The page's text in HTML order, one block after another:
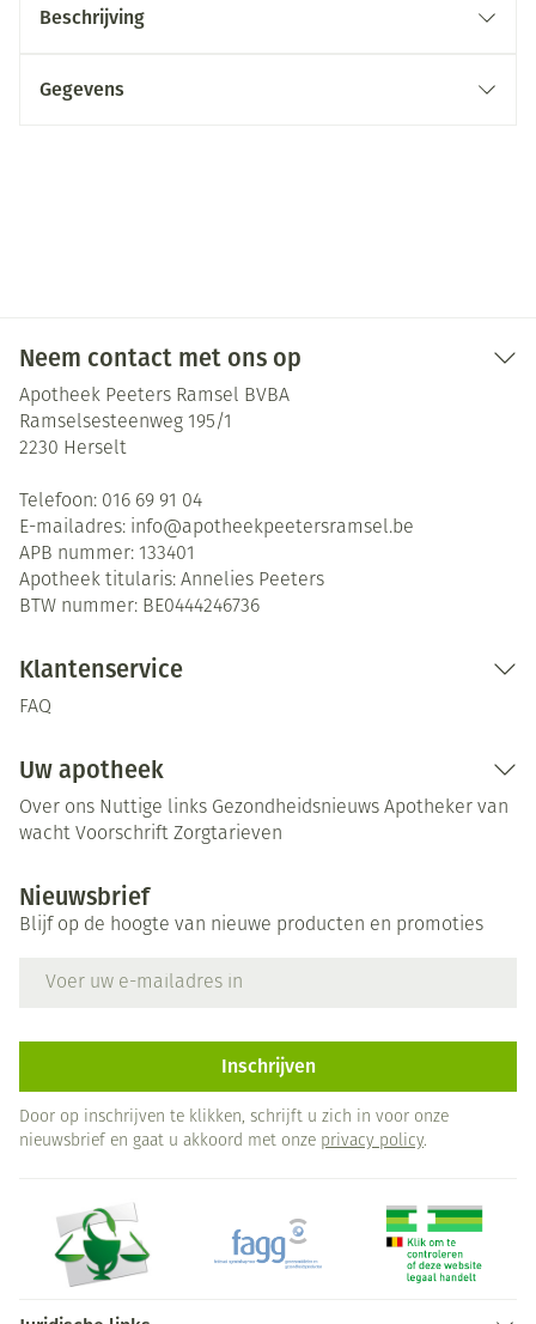
Beschrijving
Gegevens
Neem contact met ons op
Apotheek Peeters Ramsel BVBA
Ramselsesteenweg 195/1
2230 Herselt
Telefoon: 016 69 91 04
E-mailadres: info@apotheekpeetersramsel.be
APB nummer: 133401
Apotheek titularis: Annelies Peeters
BTW nummer: BE0444246736
Klantenservice
FAQ
Uw apotheek
Over ons Nuttige links Gezondheidsnieuws Apotheker van
wacht Voorschrift Zorgtarieven
Nieuwsbrief
Blijf op de hoogte van nieuwe producten en promoties
Inschrijven
Door op inschrijven te klikken, schrijft u zich in voor onze
nieuwsbrief en gaat u akkoord met onze privacy policy.